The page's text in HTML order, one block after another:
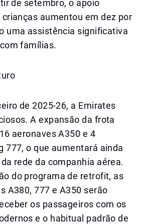
de setembro, o apoio
aumentou em dez por
uma assistência significativa
famílias.
de 2025-26, a Emirates
A expansão da frota
aeronaves A350 e 4
777, o que aumentará ainda
rede da companhia aérea.
do programa de retrofit, as
A380, 777 e A350 serão
os passageiros com os
e o habitual padrão de